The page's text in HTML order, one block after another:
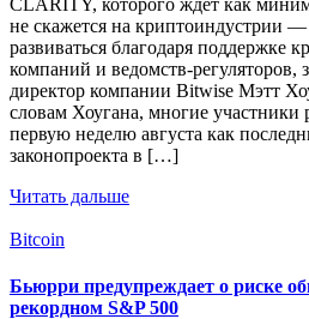
не скажется на криптоиндустрии
развиваться благодаря поддержке
компаний и ведомств-регуляторов,
директор компании Bitwise Мэтт
словам Хоугана, многие участники
первую неделю августа как
законопроекта в […]
Читать дальше
Bitcoin
Бьюрри предупреждает о риске
рекордном S&P 500